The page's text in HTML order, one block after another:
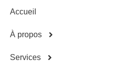
Accueil
À propos
Services